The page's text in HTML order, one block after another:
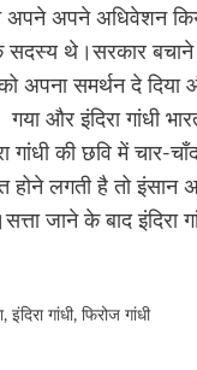
ने अपने अपने
थे।सरकार बचाने के
अपना समर्थन दे
गया और इंदिरा गांधी
गांधी की छवि में चार-
होने लगती है तो
जाने के बाद
, इंदिरा गांधी, फिरोज गांधी